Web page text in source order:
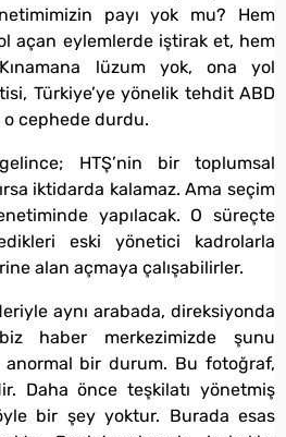
payı yok mu? Hem
açan eylemlerde iştirak et, hem
Kınamana lüzum yok, ona yol
Türkiye’ye yönelik tehdit ABD
o cephede durdu.
HTŞ’nin bir toplumsal
iktidarda kalamaz. Ama seçim
yapılacak. O süreçte
eski yönetici kadrolarla
alan açmaya çalışabilirler.
aynı arabada, direksiyonda
haber merkezimizde şunu
bir durum. Bu fotoğraf,
Daha önce teşkilatı yönetmiş
bir şey yoktur. Burada esas